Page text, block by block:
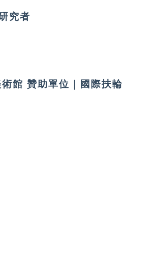
究者
館 贊助單位｜國際扶輪